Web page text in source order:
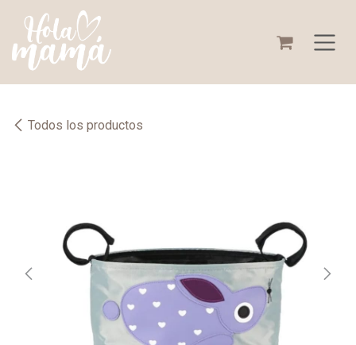
Todos los productos